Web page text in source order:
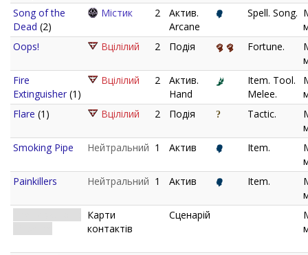
Song of the
Dead (2)
Містик 2
Актив.
Arcane
Spell. Song.
Oops!
Вцілілий 2 Подія Fortune.
Fire
Extinguisher (1)
Вцілілий 2
Актив.
Hand
Item. Tool.
Melee.
Flare (1) Вцілілий 2 Подія Tactic.
Smoking Pipe
Нейтральний 1 Актив Item.
Painkillers
Нейтральний 1 Актив Item.
Карти
контактів
Сценарій